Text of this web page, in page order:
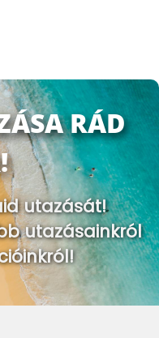
RÁD
utazását!
utazásainkról